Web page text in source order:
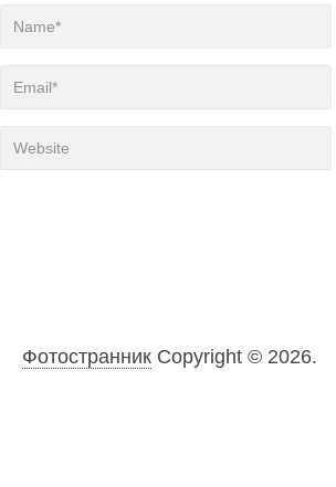
ФотостранникCopyright © 2026.